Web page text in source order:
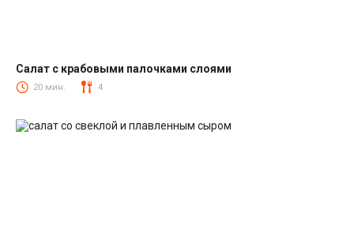
Салаты с крабовыми палочками
Салат с крабовыми палочками слоями
20 мин. 4